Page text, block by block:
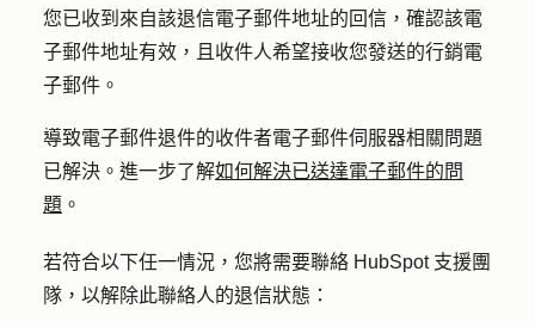
您已收到來自該退信電子郵件地址的回信，確認該電
子郵件地址有效，且收件人希望接收您發送的行銷電
子郵件。
導致電子郵件退件的收件者電子郵件伺服器相關問題
已解決。進一步了解如何解決已送達電子郵件的問
題 。
若符合以下任一情況，您將需要聯絡 HubSpot 支援團
隊，以解除此聯絡人的退信狀態：